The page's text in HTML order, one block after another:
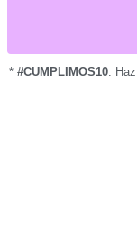
* #CUMPLIMOS10.